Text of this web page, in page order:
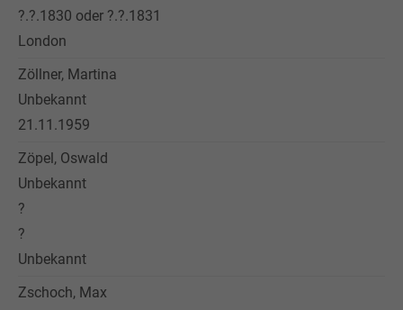
?.?.1830 oder ?.?.1831
London
Zöllner, Martina
Unbekannt
21.11.1959
Zöpel, Oswald
Unbekannt
?
?
Unbekannt
Zschoch, Max